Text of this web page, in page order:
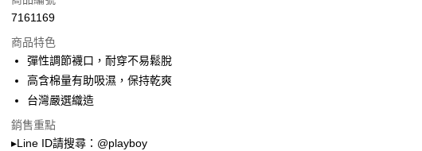
LINE Pay
Apple Pay
Google Pay
7161169
商品特色
彈性調節襪口，耐穿不易鬆脫
高含棉量有助吸濕，保持乾爽
台灣嚴選織造
銷售重點
▸Line ID請搜尋：@playboy